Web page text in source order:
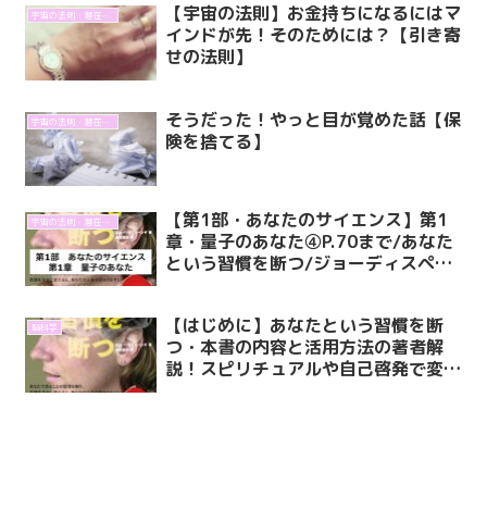
宇宙の法則・潜在意識
【宇宙の法則】お金持ちになるにはマ
インドが先！そのためには？【引き寄
せの法則】
宇宙の法則・潜在意識
そうだった！やっと目が覚めた話【保
険を捨てる】
宇宙の法則・潜在意識
【第1部・あなたのサイエンス】第1
章・量子のあなた④P.70まで/あなた
という習慣を断つ/ジョーディスペン
脳科学
【はじめに】あなたという習慣を断
つ・本書の内容と活用方法の著者解
説！スピリチュアルや自己啓発で変わ